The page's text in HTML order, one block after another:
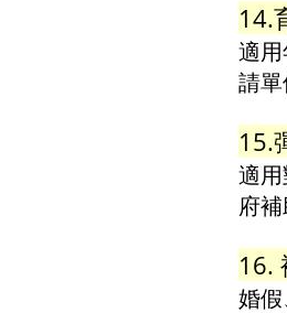
14.
適
請
15.
適
府
16.
婚